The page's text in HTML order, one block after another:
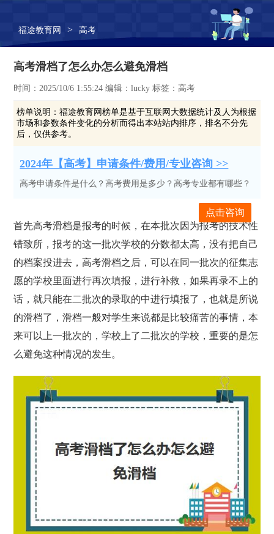
福途教育网 > 高考
高考滑档了怎么办怎么避免滑档
时间：2025/10/6 1:55:24 编辑：lucky 标签：高考
榜单说明：福途教育网榜单是基于互联网大数据统计及人为根据
市场和参数条件变化的分析而得出本站站内排序，排名不分先
后，仅供参考。
2024年【高考】申请条件/费用/专业咨询 >>
高考申请条件是什么？高考费用是多少？高考专业都有哪些？
点击咨询
首先高考滑档是报考的时候，在本批次因为报考的技术性
错致所，报考的这一批次学校的分数都太高，没有把自己
的档案投进去，高考滑档之后，可以在同一批次的征集志
愿的学校里面进行再次填报，进行补救，如果再录不上的
话，就只能在二批次的录取的中进行填报了，也就是所说
的滑档了，滑档一般对学生来说都是比较痛苦的事情，本
来可以上一批次的，学校上了二批次的学校，重要的是怎
么避免这种情况的发生。